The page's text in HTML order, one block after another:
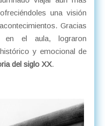
una visión
Gracias
en el aula, lograron
y emocional de
del siglo XX.